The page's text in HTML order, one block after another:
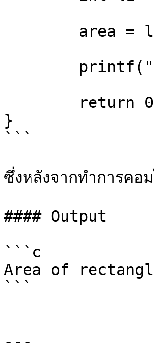
}
```
ซึ่งหลังจากทำการคอ
#### Output
```c
Area of
```
---